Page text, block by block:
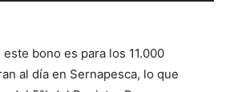
bono es para los 11.000
al día en Sernapesca, lo que